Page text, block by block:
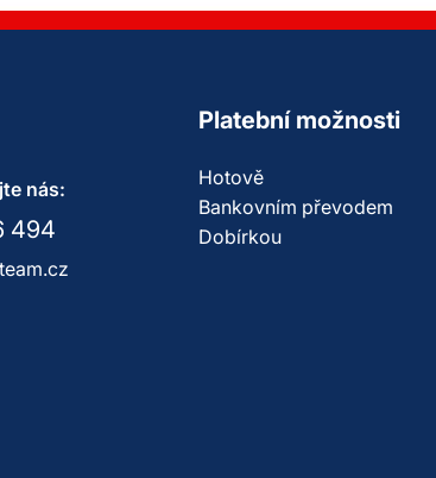
nás:
494
Platební možnosti
Hotově
Bankovním převodem
Dobírkou